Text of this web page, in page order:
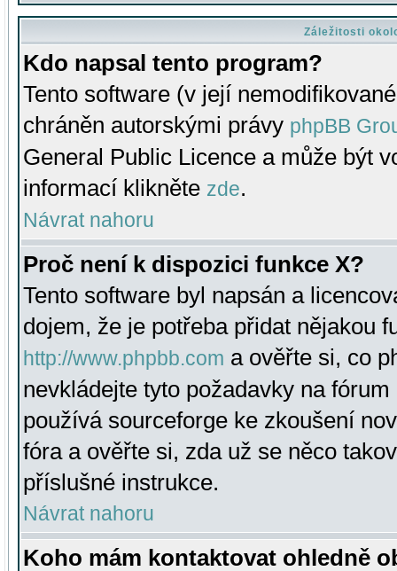
Záležitosti
Kdo napsal tento program?
Tento software (v její
chráněn autorskými právy phpBB
General Public Licence a může být
informací klikněte zde.
Návrat nahoru
Proč není k dispozici funkce X?
Tento software byl napsán a
dojem, že je potřeba přidat nějakou
http://www.phpbb.com a ověřte si, co
nevkládejte tyto požadavky na
používá sourceforge ke zkoušení
fóra a ověřte si, zda už se něco
příslušné instrukce.
Návrat nahoru
Koho mám kontaktovat ohledně